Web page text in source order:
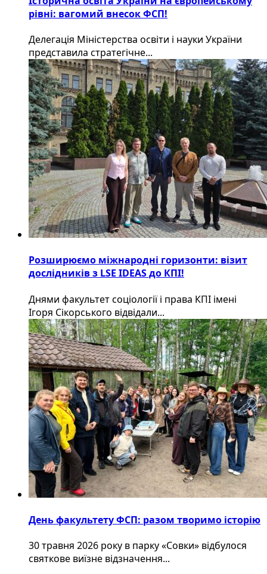
рівні: вагомий внесок ФСП!
Делегація Міністерства освіти і науки України
представила стратегічне...
Розширюємо міжнародні горизонти: візит
дослідників з LSE IDEAS до КПІ!
Днями факультет соціології і права КПІ імені
Ігоря Сікорського відвідали...
День факультету ФСП: разом творимо історію
30 травня 2026 року в парку «Совки» відбулося
святкове виїзне відзначення...